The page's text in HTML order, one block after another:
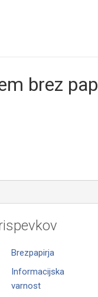
brez
Brezpapirja
Informacijska
varnost